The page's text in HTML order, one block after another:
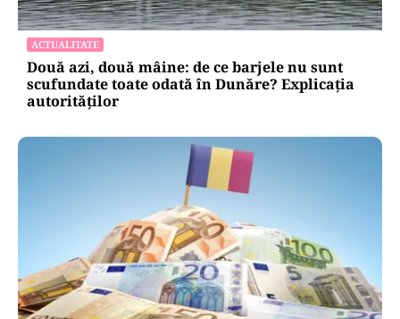
ACTUALITATE
Două azi, două mâine: de ce barjele nu sunt
scufundate toate odată în Dunăre? Explicația
autorităților